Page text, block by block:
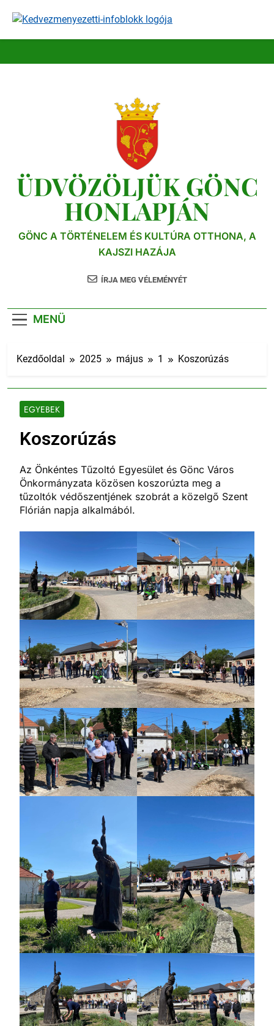
ÜDVÖZÖLJÜK GÖNC
HONLAPJÁN
GÖNC A TÖRTÉNELEM ÉS KULTÚRA OTTHONA, A
KAJSZI HAZÁJA
ÍRJA MEG VÉLEMÉNYÉT
MENÜ
Kezdőoldal 2025 május 1 Koszorúzás
EGYEBEK
Koszorúzás
Az Önkéntes Tűzoltó Egyesület és Gönc Város
Önkormányzata közösen koszorúzta meg a
tűzoltók védőszentjének szobrát a közelgő Szent
Flórián napja alkalmából.